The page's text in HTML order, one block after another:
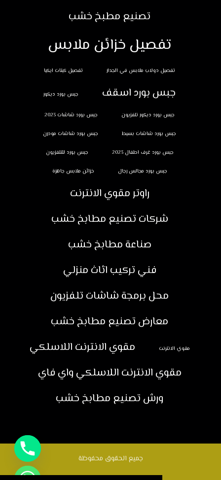
تصنيع مطبخ خشب
تفصيل خزائن ملابس
تفصيل دولاب ملابس في الجدار تفصيل كبتات ايكيا
جبس بورد اسقف جبس بورد ديكور
جبس بورد ديكور تلفزيون جبس بورد شاشات 2023
جبس بورد شاشات بسيط جبس بورد شاشات مودرن
جبس بورد غرف اطفال 2023 جبس بورد للتلفزيون
جبس بورد مجالس رجال خزائن ملابس جاهزة
راوتر مقوي الانترنت
شركات تصنيع مطابخ خشب
صناعة مطابخ خشب
فني تركيب اثاث منزلي
محل برمجة شاشات تلفزيون
معارض تصنيع مطابخ خشب
مقوي الانترنت
مقوي الانترنت اللاسلكي
مقوي الانترنت اللاسلكي واي فاي
ورش تصنيع مطابخ خشب
جميع الحقوق محفوظة